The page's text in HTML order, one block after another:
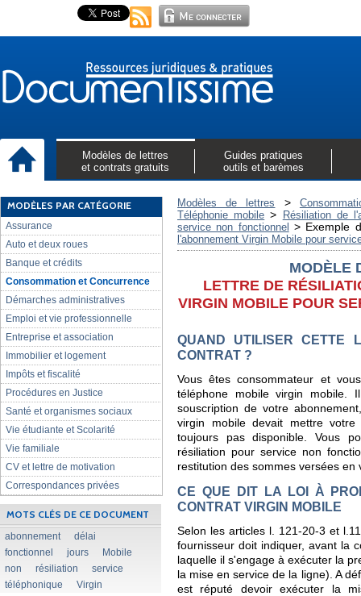
Modèles de lettres
et contrats gratuits
Guides pratiques
outils et barèmes
MODÈLES PAR CATÉGORIE
Assurance
Auto et deux roues
Banque et crédits
Consommation et Concurrence
Démarches administratives
Emploi et vie professionnelle
Entreprise et association
Immobilier et logement
Impôts et fiscalité
Procédures en Justice
Santé et organismes sociaux
Vie étudiante et Scolarité
Vie familiale
CV et lettre de motivation
Correspondances privées
MOTS CLÉS DE CE DOCUMENT
abonnement
délai
fonctionnel
jours
Mobile
non
résiliation
service
téléphonique
Virgin
Modèles de lettres >
Téléphonie mobile >
Résiliation de
service non fonctionnel
> Exemple
l'abonnement Virgin Mobile pour
MODÈLE
LETTRE DE
VIRGIN MOBILE POUR
QUAND UTILISER CETTE
CONTRAT ?
Vous êtes consommateur et
téléphone mobile virgin mobile.
souscription de votre
virgin mobile devait mettre
toujours pas disponible. Vous
résiliation pour service non
restitution des sommes versées
CE QUE DIT LA LOI À
CONTRAT VIRGIN MOBILE
Selon les articles l. 121-20-3 et
fournisseur doit indiquer, avant la
laquelle il s'engage à exécuter la
la mise en service de la ligne). A
est réputé devoir exécuter la